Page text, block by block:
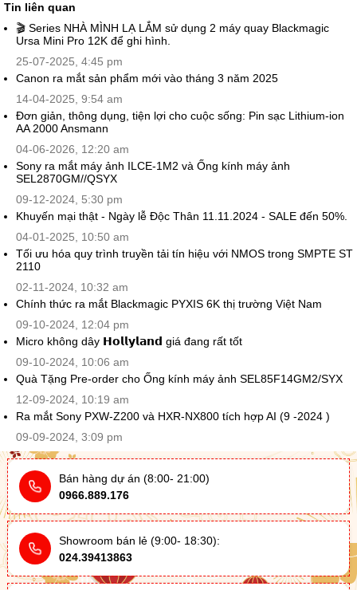
Tin liên quan
🎬 Series NHÀ MÌNH LẠ LẮM sử dụng 2 máy quay Blackmagic
Ursa Mini Pro 12K để ghi hình.
25-07-2025, 4:45 pm
Canon ra mắt sản phẩm mới vào tháng 3 năm 2025
14-04-2025, 9:54 am
Đơn giản, thông dụng, tiện lợi cho cuộc sống: Pin sạc Lithium-ion
AA 2000 Ansmann
04-06-2026, 12:20 am
Sony ra mắt máy ảnh ILCE-1M2 và Ống kính máy ảnh
SEL2870GM//QSYX
09-12-2024, 5:30 pm
Khuyến mại thật - Ngày lễ Độc Thân 11.11.2024 - SALE đến 50%.
04-01-2025, 10:50 am
Tối ưu hóa quy trình truyền tải tín hiệu với NMOS trong SMPTE ST
2110
02-11-2024, 10:32 am
Chính thức ra mắt Blackmagic PYXIS 6K thị trường Việt Nam
09-10-2024, 12:04 pm
Micro không dây 𝗛𝗼𝗹𝗹𝘆𝗹𝗮𝗻𝗱 giá đang rất tốt
09-10-2024, 10:06 am
Quà Tặng Pre-order cho Ống kính máy ảnh SEL85F14GM2/SYX
12-09-2024, 10:19 am
Ra mắt Sony PXW-Z200 và HXR-NX800 tích hợp AI (9 -2024 )
09-09-2024, 3:09 pm
Bán hàng dự án (8:00- 21:00)
0966.889.176
Showroom bán lẻ (9:00- 18:30):
024.39413863